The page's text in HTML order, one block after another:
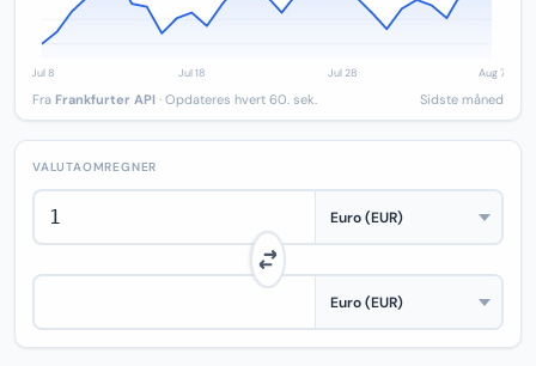
Fra Frankfurter API · Opdateres hvert 60. sek. Sidste måned
VALUTAOMREGNER